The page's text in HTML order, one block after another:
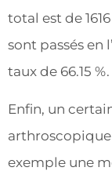
total est de
sont passés en
taux de 66.15 %.
Enfin, un
exemple une